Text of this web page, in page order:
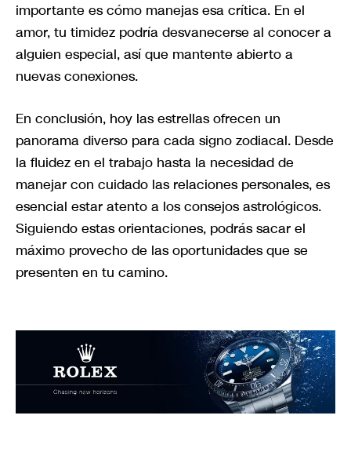
importante es cómo manejas esa crítica. En el
amor, tu timidez podría desvanecerse al conocer a
alguien especial, así que mantente abierto a
nuevas conexiones.
En conclusión, hoy las estrellas ofrecen un
panorama diverso para cada signo zodiacal. Desde
la fluidez en el trabajo hasta la necesidad de
manejar con cuidado las relaciones personales, es
esencial estar atento a los consejos astrológicos.
Siguiendo estas orientaciones, podrás sacar el
máximo provecho de las oportunidades que se
presenten en tu camino.